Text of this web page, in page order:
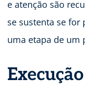
e atenção são
se sustenta se for
uma etapa de um